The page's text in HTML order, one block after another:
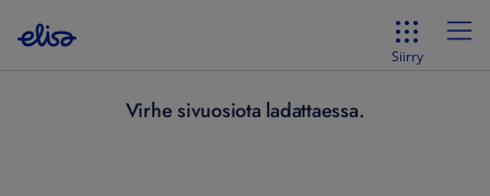
Siirry
Virhe sivuosiota ladattaessa.